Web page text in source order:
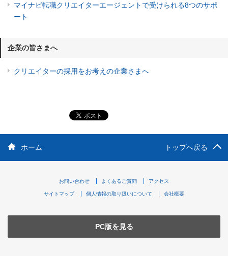
マイナビ転職クリエイターエージェントで受けられる8つのサポ
ート
企業の皆さまへ
クリエイターの採用をお考えの企業さまへ
ホーム トップへ戻る
お問い合わせ よくあるご質問 アクセス
サイトマップ 個人情報の取り扱いについて 会社概要
PC版を見る